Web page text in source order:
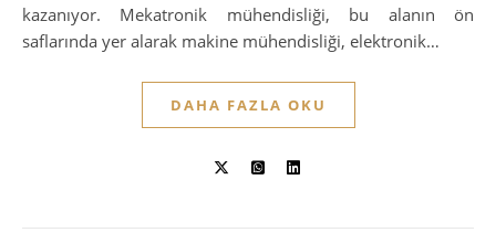
kazanıyor. Mekatronik mühendisliği, bu alanın ön
saflarında yer alarak makine mühendisliği, elektronik…
DAHA FAZLA OKU